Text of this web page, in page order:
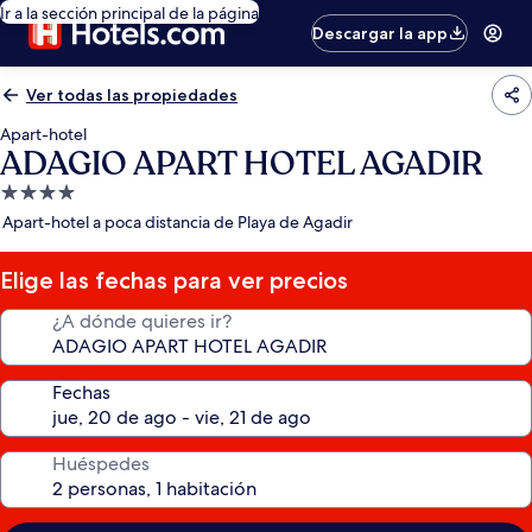
Ir a la sección principal de la página
Descargar la app
Ver todas las propiedades
Apart-hotel
ADAGIO APART HOTEL AGADIR
Propiedad
de
estrellas
Apart-hotel a poca distancia de Playa de Agadir
Elige las fechas para ver precios
¿A dónde quieres ir?
Fechas
Huéspedes